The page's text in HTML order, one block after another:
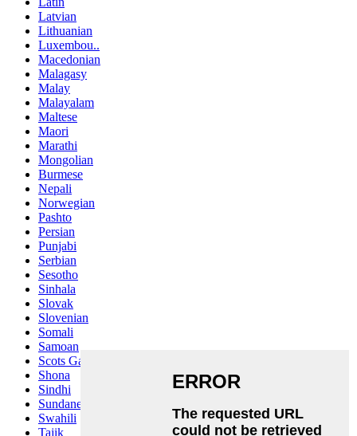
Latvian
Lithuanian
Luxembou..
Macedonian
Malagasy
Malay
Malayalam
Maltese
Maori
Marathi
Mongolian
Burmese
Nepali
Norwegian
Pashto
Persian
Punjabi
Serbian
Sesotho
Sinhala
Slovak
Slovenian
Somali
Samoan
Scots Gaelic
Shona
Sindhi
Sundanese
Swahili
Tajik